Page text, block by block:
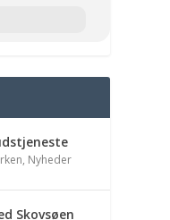
, Nyheder
Skovsøen